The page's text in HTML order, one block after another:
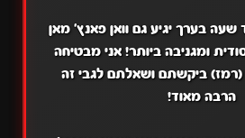
שעה בערך יגיע גם וואן פאנץ' מאן
ומגניבה ביותר! אני מבטיחה
ביקשתם ושאלתם לגבי זה
הרבה מאוד!